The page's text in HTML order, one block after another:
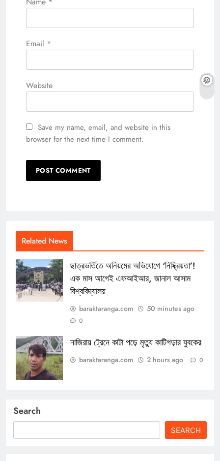
Email *
Website
Save my name, email, and website in this
browser for the next time I comment.
Related News
ছাত্রভর্তিতে অনিয়মের অভিযোগে ‘নিষ্ক্রিয়তা’!
এক মাস আগেই এফআইআর, জানাল আসাম
বিশ্ববিদ্যালয়
baraktaranga.com 50 minutes ago
0
নাজিরায় ট্রেনে কাটা পড়ে মৃত্যু কাটিগড়ার যুবকের
baraktaranga.com 2 hours ago 0
Search
SEARCH